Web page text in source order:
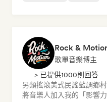
Rock &
歌單音樂博主
> 已提供1000則回答
另類搖滾美式民謠藍調鄉
將音樂人加入我的「影響